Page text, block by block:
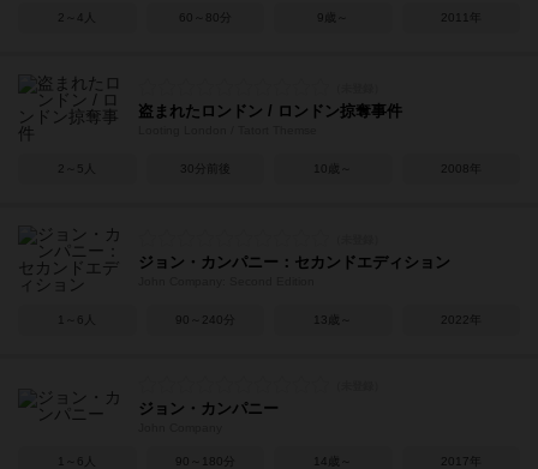
2～4人 60～80分 9歳～ 2011年
盗まれたロンドン / ロンドン掠奪事件
2～5人 30分前後 10歳～ 2008年
ジョン・カンパニー：セカンドエディション
1～6人 90～240分 13歳～ 2022年
ジョン・カンパニー
1～6人 90～180分 14歳～ 2017年